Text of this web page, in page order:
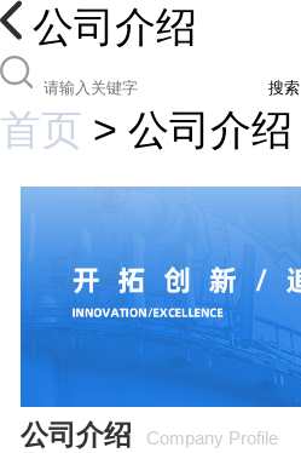
公司介绍
搜索
首页 > 公司介绍
公司介绍 Company Profile